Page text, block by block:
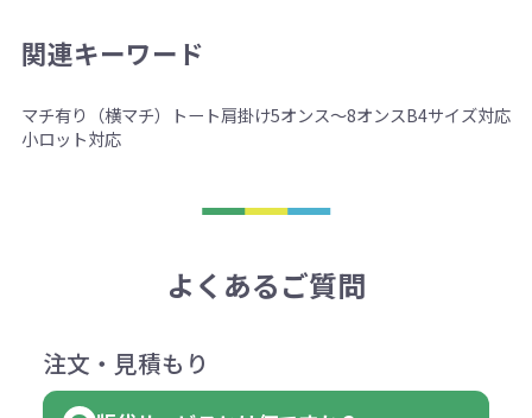
関連キーワード
マチ有り（横マチ） トート肩掛け5オンス～8オンスB4サイズ対応
小ロット対応
よくあるご質問
注文・見積もり